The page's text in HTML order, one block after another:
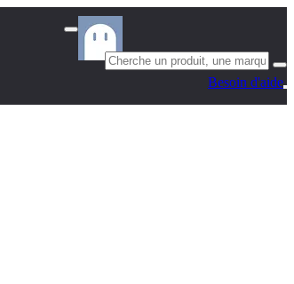
Besoin d'aide